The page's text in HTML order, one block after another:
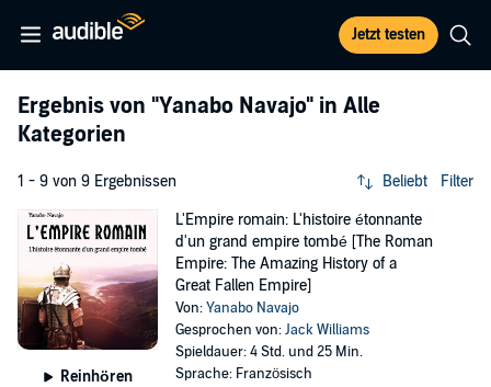
Jetzt testen
Ergebnis von "Yanabo Navajo" in Alle
Kategorien
1 - 9 von 9 Ergebnissen Beliebt Filter
Reinhören
L'Empire romain: L'histoire étonnante
d'un grand empire tombé [The Roman
Empire: The Amazing History of a
Great Fallen Empire]
Von:Yanabo Navajo
Gesprochen von:Jack Williams
Spieldauer: 4 Std. und 25 Min.
Sprache: Französisch